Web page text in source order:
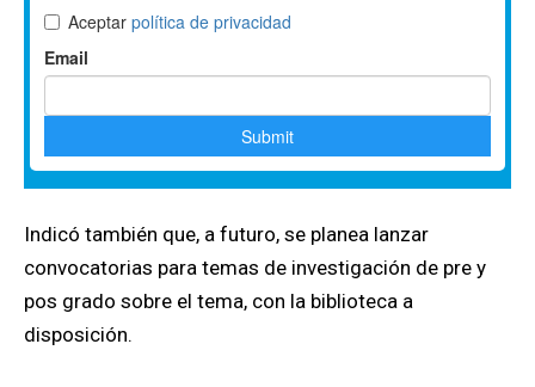
Indicó también que, a futuro, se planea lanzar
convocatorias para temas de investigación de pre y
pos grado sobre el tema, con la biblioteca a
disposición.